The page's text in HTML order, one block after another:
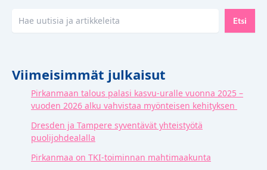
Etsi
Viimeisimmät julkaisut
Pirkanmaan talous palasi kasvu-uralle vuonna 2025 –
vuoden 2026 alku vahvistaa myönteisen kehityksen
Dresden ja Tampere syventävät yhteistyötä
puolijohdealalla
Pirkanmaa on TKI-toiminnan mahtimaakunta